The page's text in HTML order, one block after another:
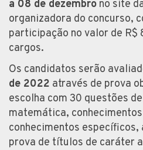
a 08 de dezembro no site
organizadora do concurso,
participação no valor de R$
cargos.
Os candidatos serão
de 2022 através de prova
escolha com 30 questões
matemática,
conhecimentos
prova de títulos de caráter